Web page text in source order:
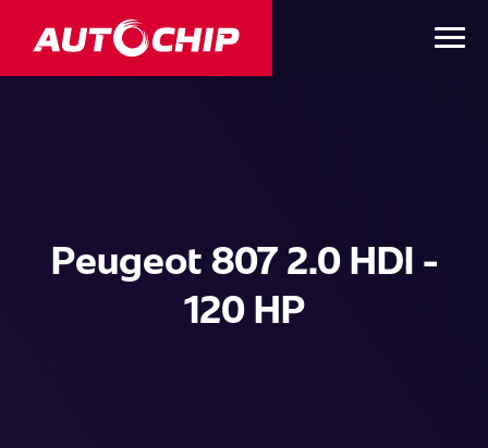
Peugeot 807 2.0 HDI -
120 HP